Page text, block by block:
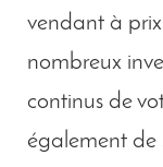
vendant à
nombreux
continus de
également de